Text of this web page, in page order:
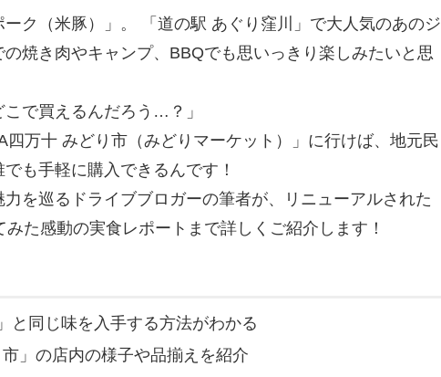
ク（米豚）」。 「道の駅 あぐり窪川」で大人気のあのジ
焼き肉やキャンプ、BBQでも思いっきり楽しみたいと思
こで買えるんだろう…？」
万十 みどり市（みどりマーケット）」に行けば、地元民
も手軽に購入できるんです！
を巡るドライブブロガーの筆者が、リニューアルされた
た感動の実食レポートまで詳しくご紹介します！
と同じ味を入手する方法がわかる
」の店内の様子や品揃えを紹介